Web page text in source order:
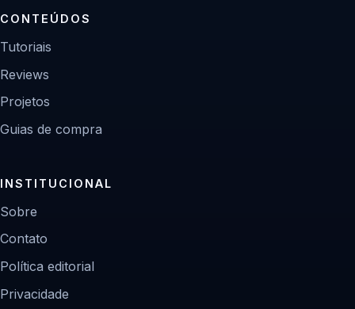
CONTEÚDOS
Tutoriais
Reviews
Projetos
Guias de compra
INSTITUCIONAL
Sobre
Contato
Política editorial
Privacidade